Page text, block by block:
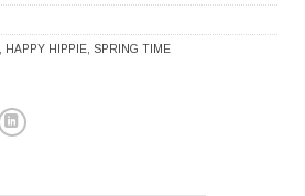
HAPPY HIPPIE SPRING TIME